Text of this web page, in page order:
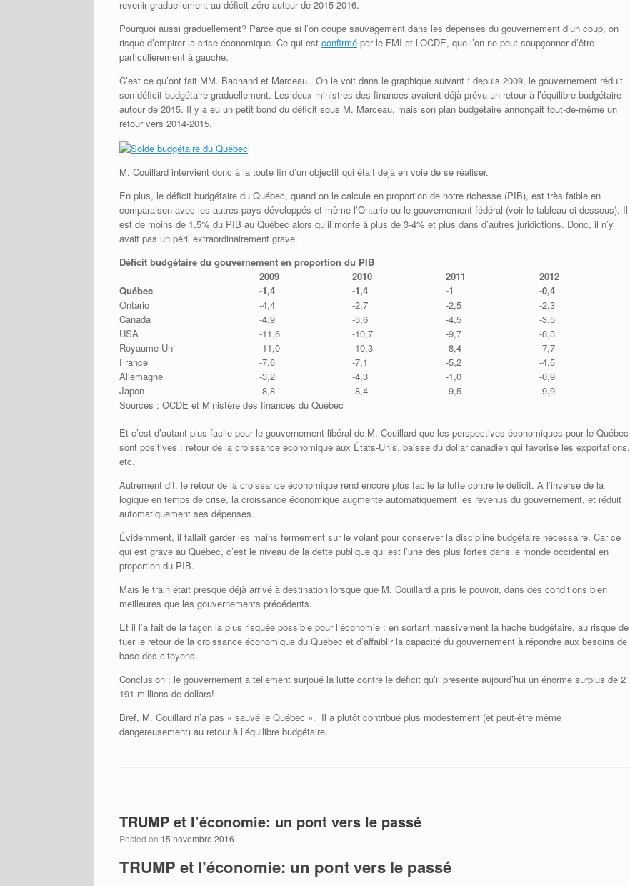
revenir graduellement au déficit zéro autour de 2015-2016.
Pourquoi aussi graduellement? Parce que si l’on coupe sauvagement dans les dépenses du gouvernement d’un coup, on
risque d’empirer la crise économique. Ce qui est confirmé par le FMI et l’OCDE, que l’on ne peut soupçonner d’être
particulièrement à gauche.
C’est ce qu’ont fait MM. Bachand et Marceau. On le voit dans le graphique suivant : depuis 2009, le gouvernement réduit
son déficit budgétaire graduellement. Les deux ministres des finances avaient déjà prévu un retour à l’équilibre budgétaire
autour de 2015. Il y a eu un petit bond du déficit sous M. Marceau, mais son plan budgétaire annonçait tout-de-même un
retour vers 2014-2015.
M. Couillard intervient donc à la toute fin d’un objectif qui était déjà en voie de se réaliser.
En plus, le déficit budgétaire du Québec, quand on le calcule en proportion de notre richesse (PIB), est très faible en
comparaison avec les autres pays développés et même l’Ontario ou le gouvernement fédéral (voir le tableau ci-dessous). Il
est de moins de 1,5% du PIB au Québec alors qu’il monte à plus de 3-4% et plus dans d’autres juridictions. Donc, il n’y
avait pas un péril extraordinairement grave.
Déficit budgétaire du gouvernement en proportion du PIB
2009
2010 2011
2012
Québec
-1,4 -1,4 -1
-0,4
Ontario
-4,4 -2,7 -2,5
-2,3
Canada
-4,9 -5,6 -4,5
-3,5
USA
-11,6 -10,7 -9,7
-8,3
Royaume-Uni
-11,0 -10,3 -8,4
-7,7
France
-7,6 -7,1 -5,2
-4,5
Allemagne
-3,2 -4,3 -1,0
-0,9
Japon
-8,8 -8,4 -9,5
-9,9
Sources : OCDE et Ministère des finances du Québec
Et c’est d’autant plus facile pour le gouvernement libéral de M. Couillard que les perspectives économiques pour le Québec
sont positives : retour de la croissance économique aux États-Unis, baisse du dollar canadien qui favorise les exportations,
etc.
Autrement dit, le retour de la croissance économique rend encore plus facile la lutte contre le déficit. A l’inverse de la
logique en temps de crise, la croissance économique augmente automatiquement les revenus du gouvernement, et réduit
automatiquement ses dépenses.
Évidemment, il fallait garder les mains fermement sur le volant pour conserver la discipline budgétaire nécessaire. Car ce
qui est grave au Québec, c’est le niveau de la dette publique qui est l’une des plus fortes dans le monde occidental en
proportion du PIB.
Mais le train était presque déjà arrivé à destination lorsque que M. Couillard a pris le pouvoir, dans des conditions bien
meilleures que les gouvernements précédents.
Et il l’a fait de la façon la plus risquée possible pour l’économie : en sortant massivement la hache budgétaire, au risque de
tuer le retour de la croissance économique du Québec et d’affaiblir la capacité du gouvernement à répondre aux besoins de
base des citoyens.
Conclusion : le gouvernement a tellement surjoué la lutte contre le déficit qu’il présente aujourd’hui un énorme surplus de 2
191 millions de dollars!
Bref, M. Couillard n’a pas « sauvé le Québec ». Il a plutôt contribué plus modestement (et peut-être même
dangereusement) au retour à l’équilibre budgétaire.
TRUMP et l’économie: un pont vers le passé
Posted on 15 novembre 2016
TRUMP et l’économie: un pont vers le passé